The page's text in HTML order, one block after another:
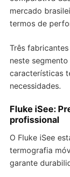
mercado
termos de
Três
neste
características
necessidades.
Fluke iSee:
profissional
O Fluke iSee
termografia
garante